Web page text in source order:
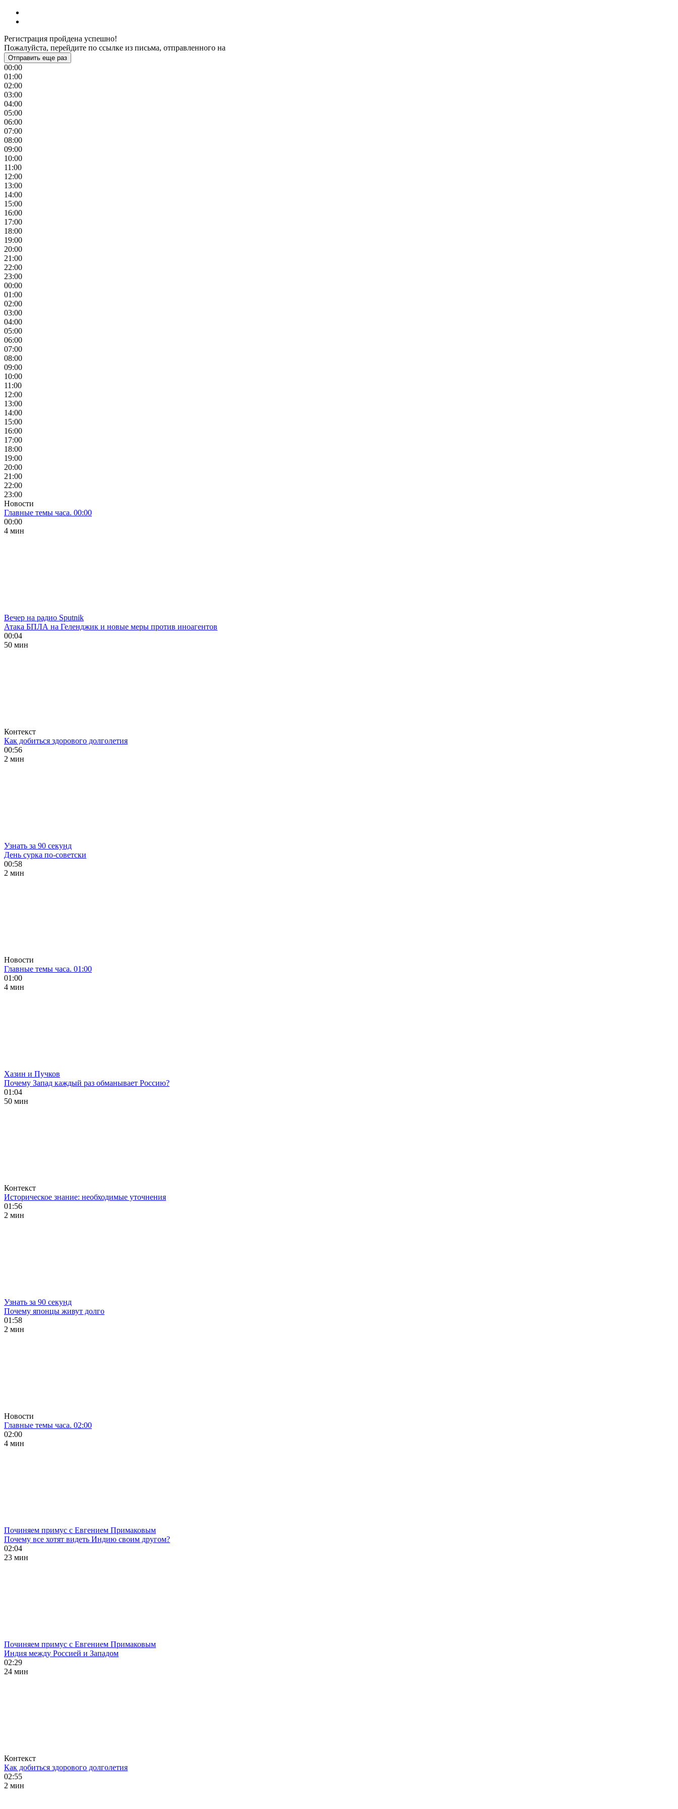
Регистрация пройдена успешно!
Пожалуйста, перейдите по ссылке из письма, отправленного на
Отправить еще раз
00:00
01:00
02:00
03:00
04:00
05:00
06:00
07:00
08:00
09:00
10:00
11:00
12:00
13:00
14:00
15:00
16:00
17:00
18:00
19:00
20:00
21:00
22:00
23:00
00:00
01:00
02:00
03:00
04:00
05:00
06:00
07:00
08:00
09:00
10:00
11:00
12:00
13:00
14:00
15:00
16:00
17:00
18:00
19:00
20:00
21:00
22:00
23:00
Новости
Главные темы часа. 00:00
00:00
4 мин
Вечер на радио Sputnik
Атака БПЛА на Геленджик и новые меры против иноагентов
00:04
50 мин
Контекст
Как добиться здорового долголетия
00:56
2 мин
Узнать за 90 секунд
День сурка по-советски
00:58
2 мин
Новости
Главные темы часа. 01:00
01:00
4 мин
Хазин и Пучков
Почему Запад каждый раз обманывает Россию?
01:04
50 мин
Контекст
Историческое знание: необходимые уточнения
01:56
2 мин
Узнать за 90 секунд
Почему японцы живут долго
01:58
2 мин
Новости
Главные темы часа. 02:00
02:00
4 мин
Починяем примус с Евгением Примаковым
Почему все хотят видеть Индию своим другом?
02:04
23 мин
Починяем примус с Евгением Примаковым
Индия между Россией и Западом
02:29
24 мин
Контекст
Как добиться здорового долголетия
02:55
2 мин